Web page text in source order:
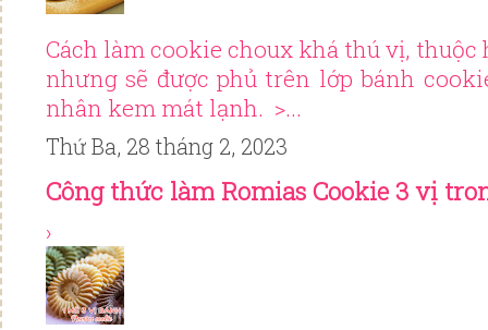
Cách làm cookie choux khá thú vị, thuộc
nhưng sẽ được phủ trên lớp bánh
nhân kem mát lạnh. >...
Thứ Ba, 28 tháng 2, 2023
Công thức làm Romias Cookie 3 vị
›